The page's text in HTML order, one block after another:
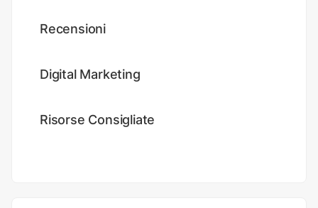
Recensioni
Digital Marketing
Risorse Consigliate